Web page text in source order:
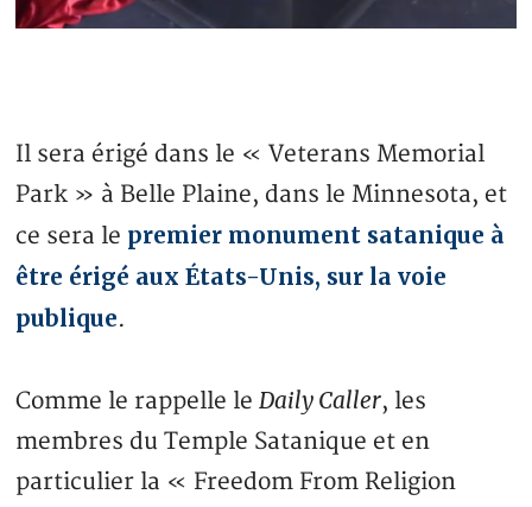
Il sera érigé dans le « Veterans Memorial
Park » à Belle Plaine, dans le Minnesota, et
ce sera le premier monument satanique à
être érigé aux États-Unis, sur la voie
publique.
Comme le rappelle leDaily Caller, les
membres du Temple Satanique et en
particulier la « Freedom From Religion